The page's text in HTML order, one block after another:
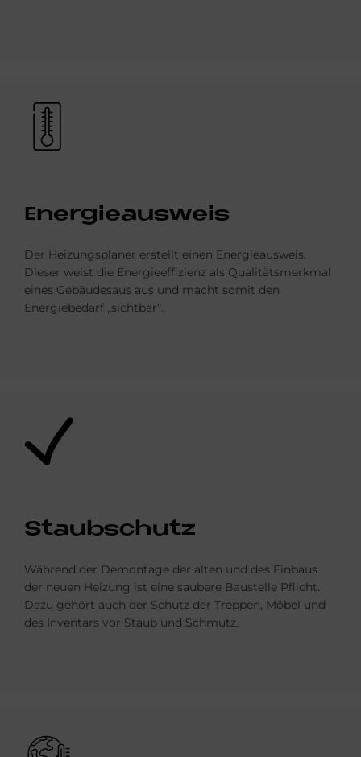
Bild
En­er­gie­aus­weis
Der Heizungsplaner erstellt einen Energie­ausweis.
Dieser weist die Energieeffizienz als Qualitäts­merkmal
eines Gebäudesaus aus und macht somit den
Energiebedarf „sichtbar“.
Staub­schu­tz
Während der Demontage der alten und des Einbaus
der neuen Heizung ist eine saubere Baustelle Pflicht.
Dazu gehört auch der Schutz der Treppen, Möbel und
des Inventars vor Staub und Schmutz.
Bild